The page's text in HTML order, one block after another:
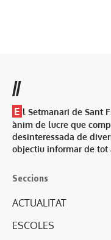
//
E l Setmanari de Sant
ànim de lucre que
desinteressada de
objectiu informar de
Seccions
ACTUALITAT
ESCOLES